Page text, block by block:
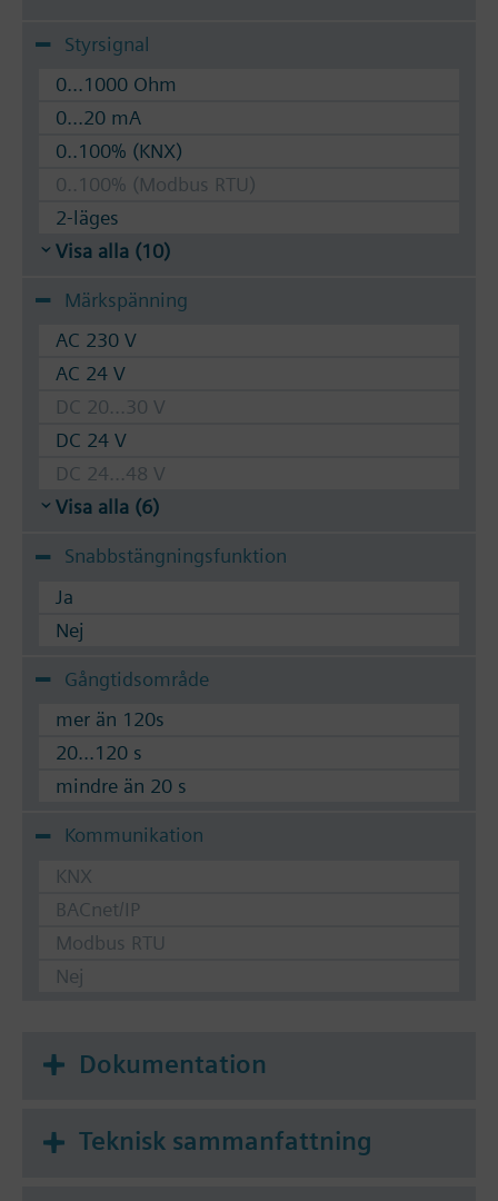
Styrsignal
0...1000 Ohm
0...20 mA
0..100% (KNX)
0..100% (Modbus RTU)
2-läges
Visa alla (10)
Märkspänning
AC 230 V
AC 24 V
DC 20...30 V
DC 24 V
DC 24...48 V
Visa alla (6)
Snabbstängningsfunktion
Ja
Nej
Gångtidsområde
mer än 120s
20...120 s
mindre än 20 s
Kommunikation
KNX
BACnet/IP
Modbus RTU
Nej
Dokumentation
Teknisk sammanfattning